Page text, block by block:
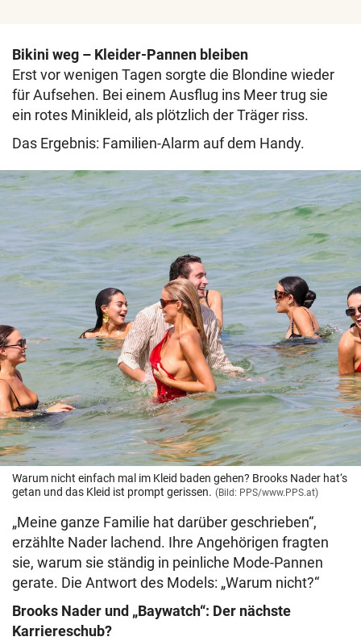
Bikini weg – Kleider-Pannen bleiben
Erst vor wenigen Tagen sorgte die Blondine wieder
für Aufsehen. Bei einem Ausflug ins Meer trug sie
ein rotes Minikleid, als plötzlich der Träger riss.
Das Ergebnis: Familien-Alarm auf dem Handy.
Warum nicht einfach mal im Kleid baden gehen? Brooks Nader hat‘s
getan und das Kleid ist prompt gerissen. (Bild: PPS/www.PPS.at)
„Meine ganze Familie hat darüber geschrieben“,
erzählte Nader lachend. Ihre Angehörigen fragten
sie, warum sie ständig in peinliche Mode-Pannen
gerate. Die Antwort des Models: „Warum nicht?“
Brooks Nader und „Baywatch“: Der nächste
Karriereschub?